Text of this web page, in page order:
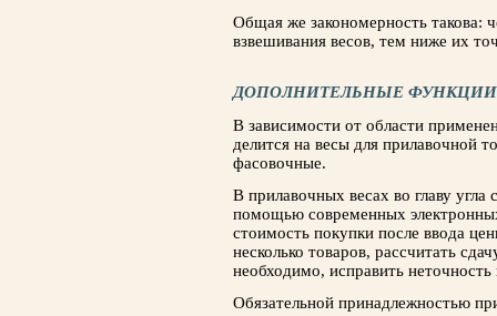
Общая же закономерность такова:
взвешивания весов, тем ниже их
ДОПОЛНИТЕЛЬНЫЕ ФУНКЦИИ
В зависимости от области
делится на весы для прилавочной
фасовочные.
В прилавочных весах во главу
по­мощью современных
стоимость покупки после ввода
несколько товаров, рас­считать
необходимо, исправить
Обязательной принадлежностью